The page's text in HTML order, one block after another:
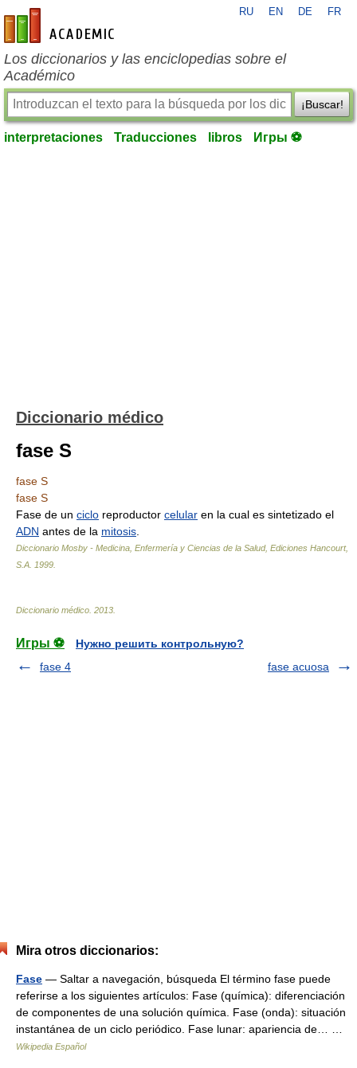
es-academic.com
RU EN DE FR
Los diccionarios y las enciclopedias sobre el
Académico
¡Buscar!
interpretaciones Traducciones libros Игры ⚽
Diccionario médico
fase S
fase S
fase S
Fase de un ciclo reproductor celular en la cual es sintetizado el
ADN antes de la mitosis
Diccionario Mosby - Medicina, Enfermería y Ciencias de la Salud, Ediciones Hancourt,
S.A 1999
Diccionario médico 2013
Игры ⚽
Нужно решить контрольную?
fase 4
fase acuosa
Mira otros diccionarios:
Fase — Saltar a navegación, búsqueda El término fase puede
referirse a los siguientes artículos: Fase (química): diferenciación
de componentes de una solución química. Fase (onda): situación
instantánea de un ciclo periódico. Fase lunar: apariencia de… …
Wikipedia Español